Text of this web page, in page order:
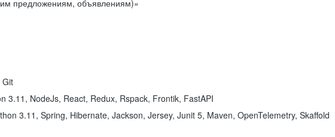
предложениям, объявлениям)»
Git
3.11, NodeJs, React, Redux, Rspack, Frontik, FastAPI
3.11, Spring, Hibernate, Jackson, Jersey, Junit 5, Maven, OpenTelemetry, Skaffold